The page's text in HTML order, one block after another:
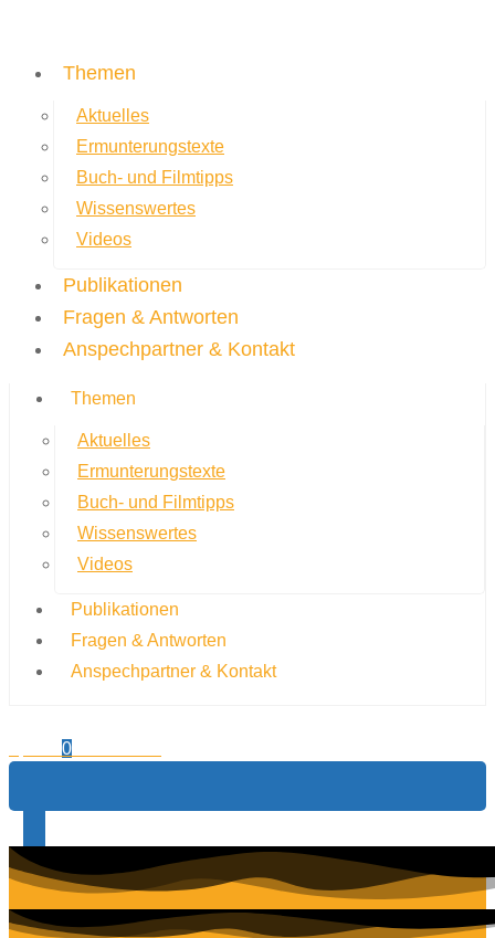
Themen
Aktuelles
Ermunterungstexte
Buch- und Filmtipps
Wissenswertes
Videos
Publikationen
Fragen & Antworten
Anspechpartner & Kontakt
Themen
Aktuelles
Ermunterungstexte
Buch- und Filmtipps
Wissenswertes
Videos
Publikationen
Fragen & Antworten
Anspechpartner & Kontakt
0